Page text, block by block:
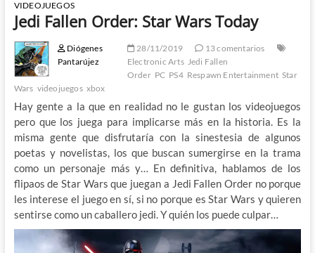
VIDEOJUEGOS
Jedi Fallen Order: Star Wars Today
Diógenes
Pantarújez
28/11/2019
13 comentarios
Electronic Arts Jedi Fallen
Order PC PS4 Respawn Entertainment Star
Wars videojuegos xbox
Hay gente a la que en realidad no le gustan los videojuegos
pero que los juega para implicarse más en la historia. Es la
misma gente que disfrutaría con la sinestesia de algunos
poetas y novelistas, los que buscan sumergirse en la trama
como un personaje más y… En definitiva, hablamos de los
flipaos de Star Wars que juegan a Jedi Fallen Order no porque
les interese el juego en sí, si no porque es Star Wars y quieren
sentirse como un caballero jedi. Y quién los puede culpar…